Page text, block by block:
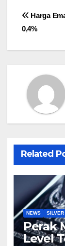
Post
Harga
0,4%
Related
NEWS SILVER
Perak
Level